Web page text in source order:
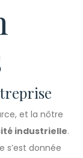
et la nôtre
industrielle.
s’est donnée